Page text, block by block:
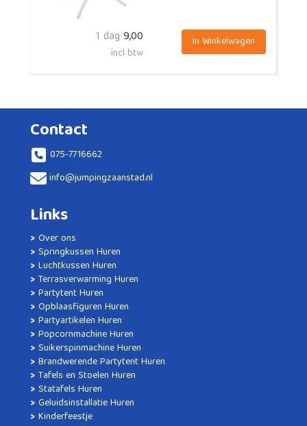
9,00
1 dag
incl btw
In Winkelwagen
Contact
075-7716662
info@jumpingzaanstad.nl
Links
Over ons
Springkussen Huren
Luchtkussen Huren
Terrasverwarming Huren
Partytent Huren
Opblaasfiguren Huren
Partyartikelen Huren
Popcornmachine Huren
Suikerspinmachine Huren
Brandwerende Partytent Huren
Tafels en Stoelen Huren
Statafels Huren
Geluidsinstallatie Huren
Kinderfeestje